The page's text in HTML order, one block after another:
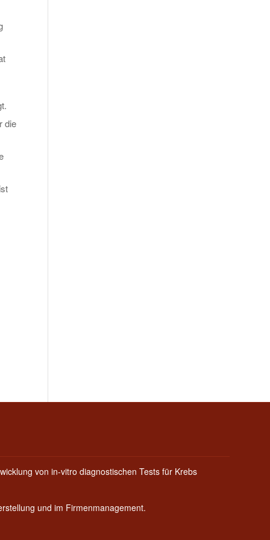
die
von in-vitro diagnostischen Tests für Krebs
und im Firmenmanagement.